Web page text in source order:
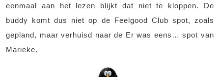
eenmaal aan het lezen blijkt dat niet te kloppen. De
buddy komt dus niet op de Feelgood Club spot, zoals
gepland, maar verhuisd naar de Er was eens… spot van
Marieke.